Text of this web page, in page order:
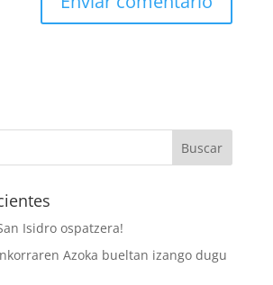
Isidro ospatzera!
Azoka bueltan izango dugu